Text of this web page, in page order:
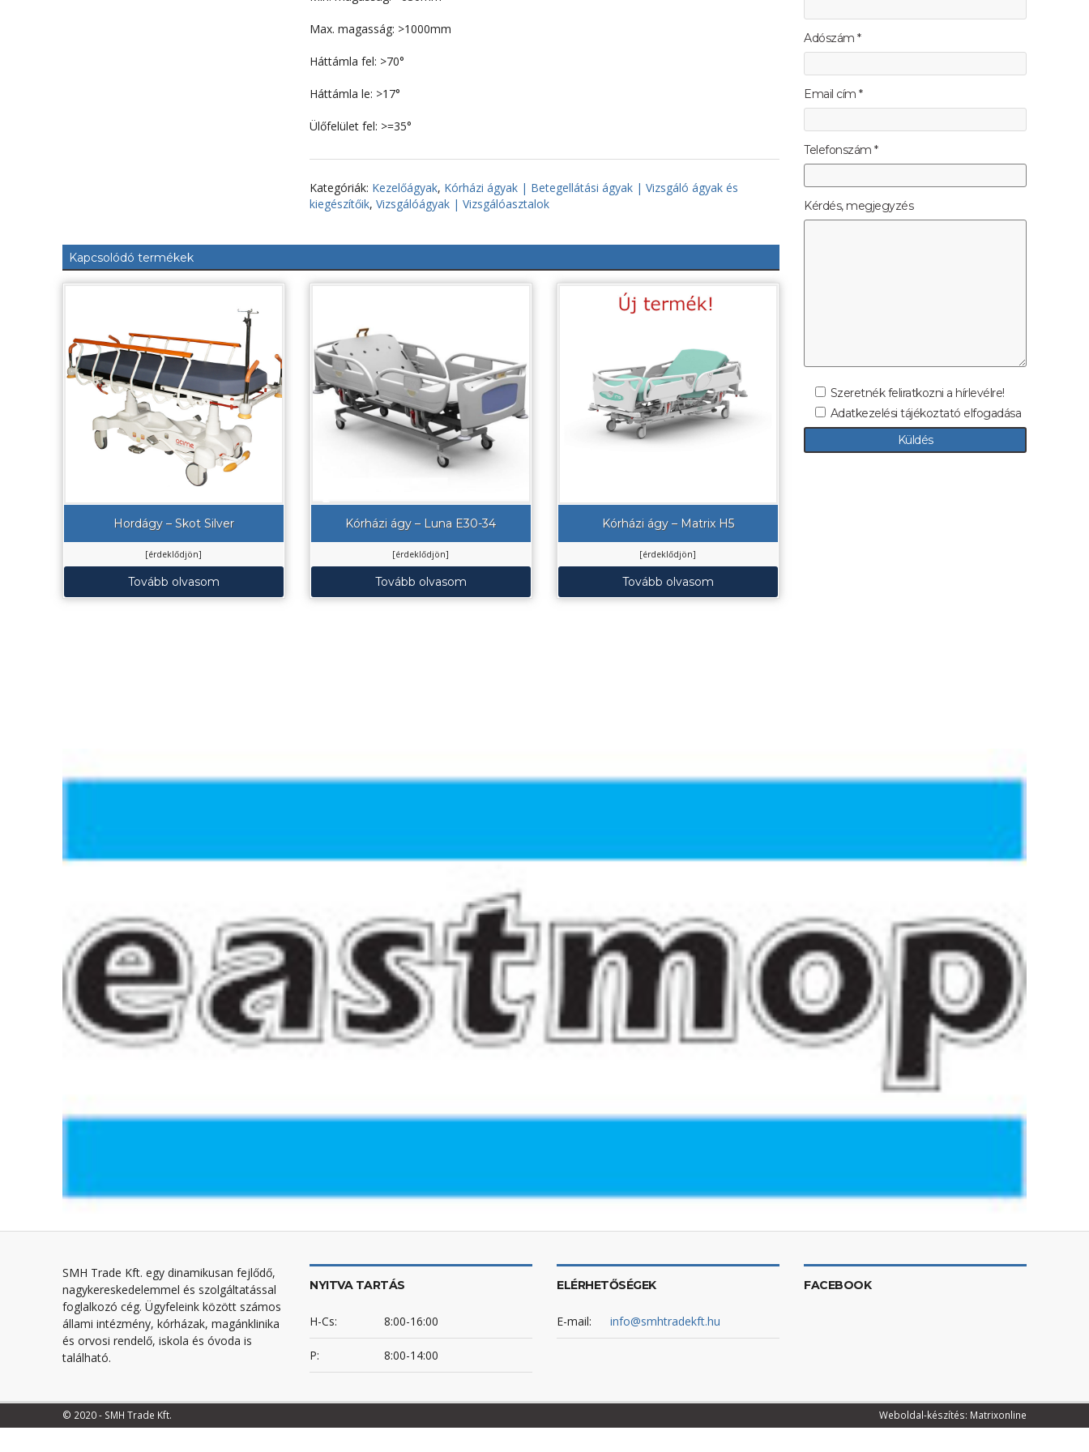
Max. magasság: >1000mm
Háttámla fel: >70°
Háttámla le: >17°
Ülőfelület fel: >=35°
Kategóriák: Kezelőágyak, Kórházi ágyak | Betegellátási ágyak | Vizsgáló ágyak és
kiegészítőik, Vizsgálóágyak | Vizsgálóasztalok
Kapcsolódó termékek
Hordágy – Skot Silver
[érdeklődjön]
Tovább olvasom
Kórházi ágy – Luna E30-34
[érdeklődjön]
Tovább olvasom
Kórházi ágy – Matrix H5
[érdeklődjön]
Tovább olvasom
Adószám *
Email cím *
Telefonszám *
Kérdés, megjegyzés
Szeretnék feliratkozni a hírlevélre!
Adatkezelési tájékoztató elfogadása
SMH Trade Kft. egy dinamikusan fejlődő,
nagykereskedelemmel és szolgáltatással
foglalkozó cég. Ügyfeleink között számos
állami intézmény, kórházak, magánklinika
és orvosi rendelő, iskola és óvoda is
található.
NYITVA TARTÁS
H-Cs: 8:00-16:00
P: 8:00-14:00
ELÉRHETŐSÉGEK
E-mail: info@smhtradekft.hu
FACEBOOK
© 2020 - SMH Trade Kft. Weboldal-készítés: Matrixonline